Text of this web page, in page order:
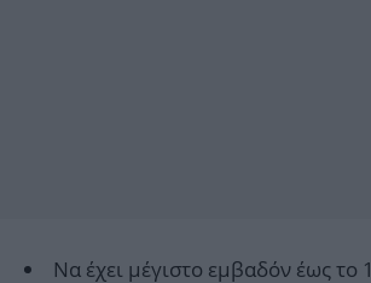
Να έχει μέγιστο εμβαδόν έως το